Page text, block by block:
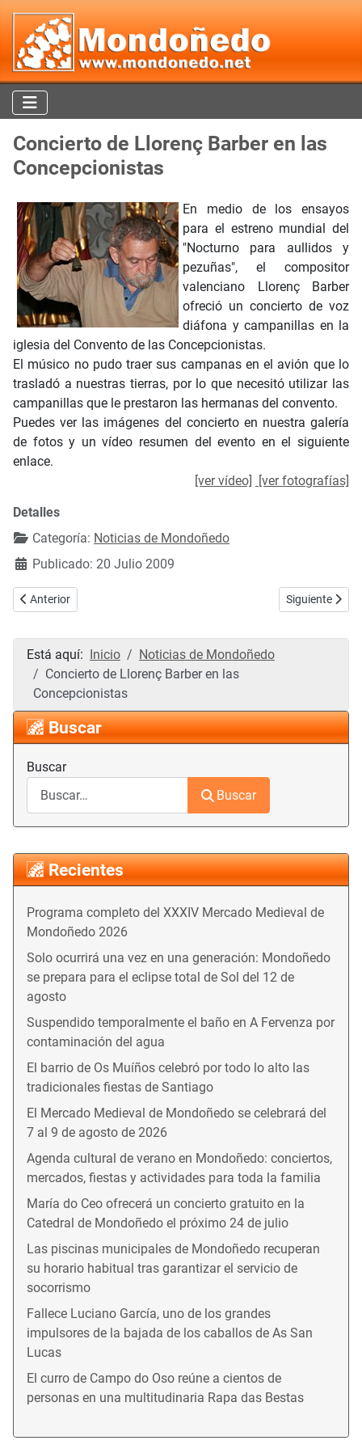
Concierto de Llorenç Barber en las
Concepcionistas
En medio de los ensayos
para el estreno mundial del
"Nocturno para aullidos y
pezuñas", el compositor
valenciano Llorenç Barber
ofreció un concierto de voz
diáfona y campanillas en la
iglesia del Convento de las Concepcionistas.
El músico no pudo traer sus campanas en el avión que lo
trasladó a nuestras tierras, por lo que necesitó utilizar las
campanillas que le prestaron las hermanas del convento.
Puedes ver las imágenes del concierto en nuestra galería
de fotos y un vídeo resumen del evento en el siguiente
enlace.
[ver vídeo]
[ver fotografías]
Detalles
Categoría: Noticias de Mondoñedo
Publicado: 20 Julio 2009
Artículo anterior: Fotos del estreno mundial del "Nocturno para
Anterior Artículo
Siguiente
Está aquí: Inicio
Noticias de Mondoñedo
Concierto de Llorenç Barber en las
Concepcionistas
Buscar
Buscar
Buscar
Recientes
Programa completo del XXXIV Mercado Medieval de
Mondoñedo 2026
Solo ocurrirá una vez en una generación: Mondoñedo
se prepara para el eclipse total de Sol del 12 de
agosto
Suspendido temporalmente el baño en A Fervenza por
contaminación del agua
El barrio de Os Muíños celebró por todo lo alto las
tradicionales fiestas de Santiago
El Mercado Medieval de Mondoñedo se celebrará del
7 al 9 de agosto de 2026
Agenda cultural de verano en Mondoñedo: conciertos,
mercados, fiestas y actividades para toda la familia
María do Ceo ofrecerá un concierto gratuito en la
Catedral de Mondoñedo el próximo 24 de julio
Las piscinas municipales de Mondoñedo recuperan
su horario habitual tras garantizar el servicio de
socorrismo
Fallece Luciano García, uno de los grandes
impulsores de la bajada de los caballos de As San
Lucas
El curro de Campo do Oso reúne a cientos de
personas en una multitudinaria Rapa das Bestas